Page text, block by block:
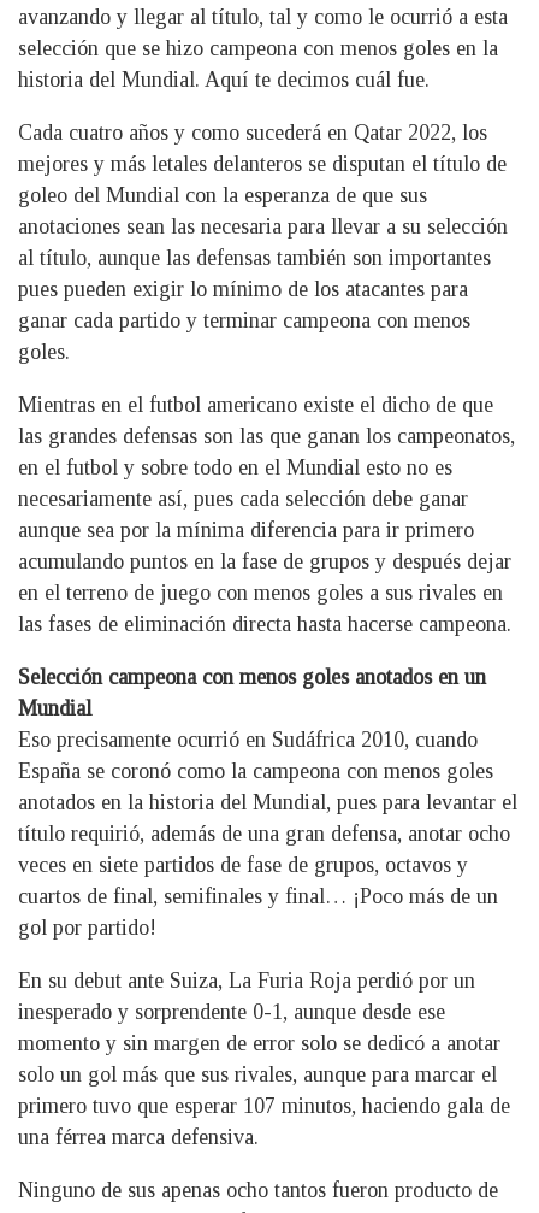
avanzando y llegar al título, tal y como le ocurrió a esta
selección que se hizo campeona con menos goles en la
historia del Mundial. Aquí te decimos cuál fue.
Cada cuatro años y como sucederá en Qatar 2022, los
mejores y más letales delanteros se disputan el título de
goleo del Mundial con la esperanza de que sus
anotaciones sean las necesaria para llevar a su selección
al título, aunque las defensas también son importantes
pues pueden exigir lo mínimo de los atacantes para
ganar cada partido y terminar campeona con menos
goles.
Mientras en el futbol americano existe el dicho de que
las grandes defensas son las que ganan los campeonatos,
en el futbol y sobre todo en el Mundial esto no es
necesariamente así, pues cada selección debe ganar
aunque sea por la mínima diferencia para ir primero
acumulando puntos en la fase de grupos y después dejar
en el terreno de juego con menos goles a sus rivales en
las fases de eliminación directa hasta hacerse campeona.
Selección campeona con menos goles anotados en un
Mundial
Eso precisamente ocurrió en Sudáfrica 2010, cuando
España se coronó como la campeona con menos goles
anotados en la historia del Mundial, pues para levantar el
título requirió, además de una gran defensa, anotar ocho
veces en siete partidos de fase de grupos, octavos y
cuartos de final, semifinales y final… ¡Poco más de un
gol por partido!
En su debut ante Suiza, La Furia Roja perdió por un
inesperado y sorprendente 0-1, aunque desde ese
momento y sin margen de error solo se dedicó a anotar
solo un gol más que sus rivales, aunque para marcar el
primero tuvo que esperar 107 minutos, haciendo gala de
una férrea marca defensiva.
Ninguno de sus apenas ocho tantos fueron producto de